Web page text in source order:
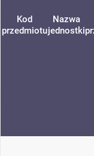
Kod
przedmiotu
Nazwa
jednostki